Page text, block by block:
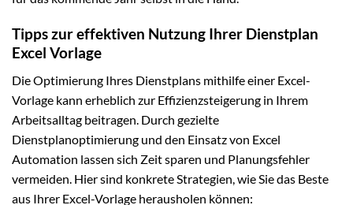
Tipps zur effektiven Nutzung Ihrer Dienstplan
Excel Vorlage
Die Optimierung Ihres Dienstplans mithilfe einer Excel-
Vorlage kann erheblich zur Effizienzsteigerung in Ihrem
Arbeitsalltag beitragen. Durch gezielte
Dienstplanoptimierung und den Einsatz von Excel
Automation lassen sich Zeit sparen und Planungsfehler
vermeiden. Hier sind konkrete Strategien, wie Sie das Beste
aus Ihrer Excel-Vorlage herausholen können: